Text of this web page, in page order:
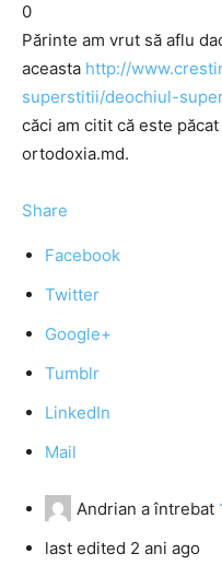
0
Părinte am vrut să aflu
aceasta http://
superstitii/deochiul-
căci am citit că este
ortodoxia.md.
Share
Facebook
Twitter
Google+
Tumblr
LinkedIn
Mail
Andrian a întrebat
last edited 2 ani ago